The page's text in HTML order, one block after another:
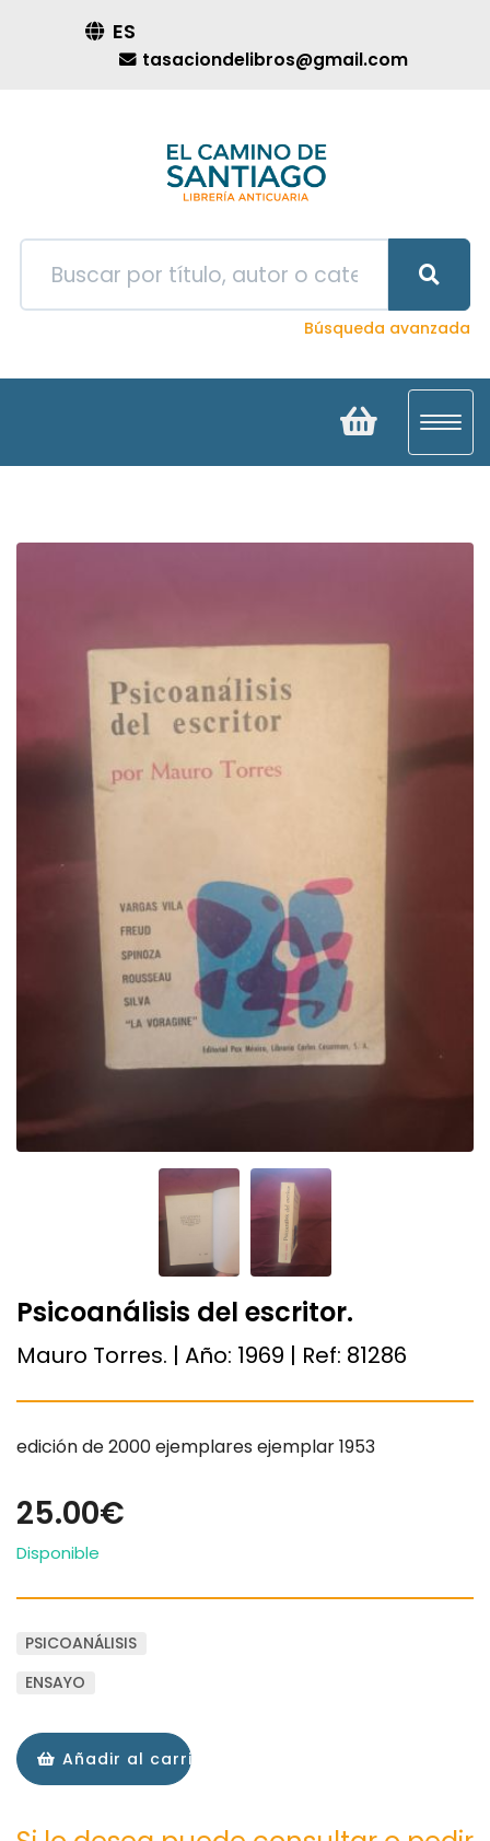
ES
tasaciondelibros@gmail.com
Búsqueda avanzada
Psicoanálisis del escritor.
Mauro Torres. | Año: 1969 | Ref: 81286
edición de 2000 ejemplares ejemplar 1953
25.00€
Disponible
PSICOANÁLISIS
ENSAYO
Añadir al carrito